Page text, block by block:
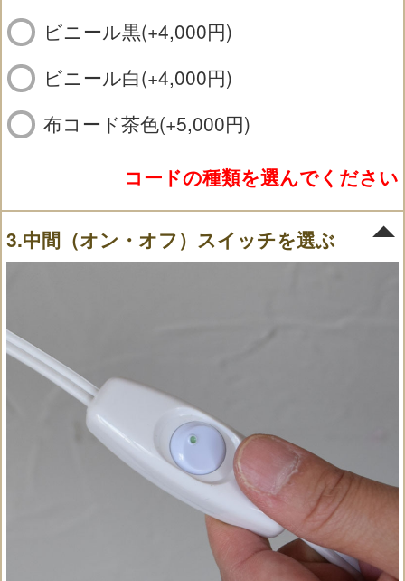
ビニール黒(+4,000円)
ビニール白(+4,000円)
布コード茶色(+5,000円)
コードの種類を選んでください
3.中間（オン・オフ）スイッチを選ぶ